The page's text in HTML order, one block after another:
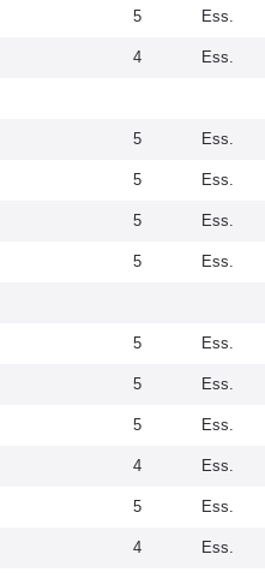
5 Ess.
4 Ess.
5 Ess.
5 Ess.
5 Ess.
5 Ess.
5 Ess.
5 Ess.
5 Ess.
4 Ess.
5 Ess.
4 Ess.